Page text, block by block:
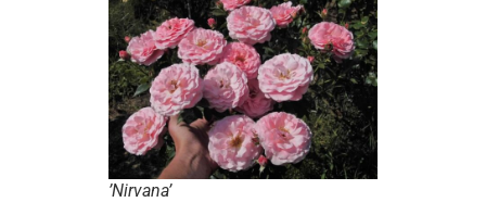
’Nirvana’